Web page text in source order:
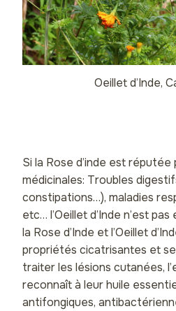
Oeillet d’Inde,
Si la Rose d’inde est
médicinales: Troubles
constipations…), maladies
etc… l’Oeillet d’Inde n’est
la Rose d’Inde et l’Oeillet
propriétés cicatrisantes et
traiter les lésions cutanées,
reconnaît à leur huile
antifongiques,